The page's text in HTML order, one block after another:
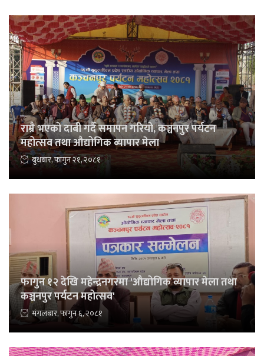
राम्रै भएको दाबी गर्दै समापन गरियो, कञ्चनपुर पर्यटन
महोत्सव तथा औद्योगिक व्यापार मेला
बुधबार, फागुन २१, २०८१
फागुन १२ देखि महेन्द्रनगरमा 'औद्योगिक व्यापार मेला तथा
कञ्चनपुर पर्यटन महोत्सव'
मंगलबार, फागुन ६, २०८१